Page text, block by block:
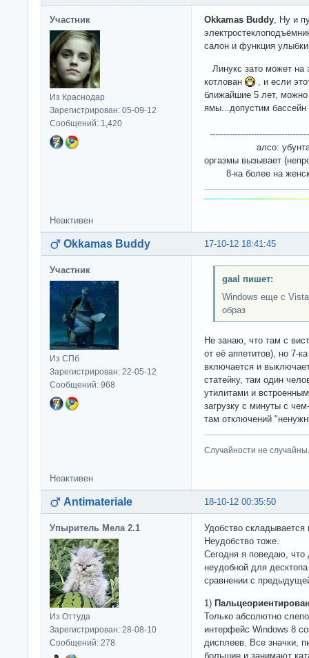
Участник
Из Краснодар
Зарегистрирован: 05-09-12
Сообщений: 1,420
Okkamas Buddy , Ну и
салон и функция
Линукс зато может на
котлован
, и если
ближайшие 5 лет, можно
ямы...допустим
алсо: убунта в
оргазмы вызывает
8-ка более на
Неактивен
17-10-12 18:41:45
Okkamas Buddy
Участник
Из СПб
Зарегистрирован: 22-05-12
Сообщений: 968
gaal пишет:
Windows еще с
образ
Не занаю, что там с
от её аппетитов), но 7-
включается и
статейку, там один
утилитами и
загрузку с минуты с
там отключений
Случайности не случайны.
Неактивен
18-10-12 00:35:50
Antimateriale
Упыритель Мела 2.1
Из Оттуда
Зарегистрирован: 28-08-10
Сообщений: 278
Удобство
Неудобство тоже.
Сегодня я поведаю, что
неудобной для
сравнении с
1)
Только абсолютно
интерфейс Windows 8
дисплеев. Все значки,
большие и занимают